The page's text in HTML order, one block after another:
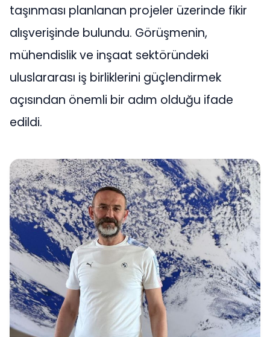
taşınması planlanan projeler üzerinde fikir
alışverişinde bulundu. Görüşmenin,
mühendislik ve inşaat sektöründeki
uluslararası iş birliklerini güçlendirmek
açısından önemli bir adım olduğu ifade
edildi.